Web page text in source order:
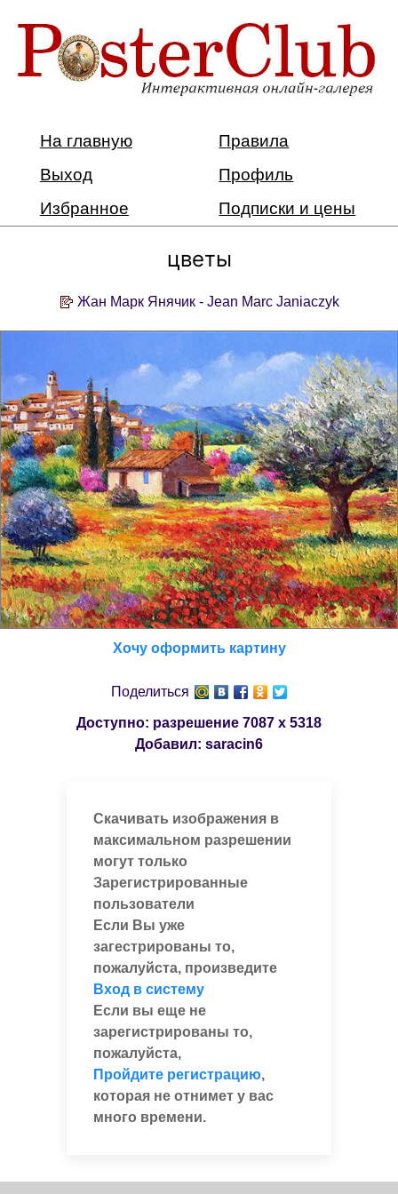
На главную
Правила
Выход
Профиль
Избранное
Подписки и цены
цветы
Жан Марк Янячик - Jean Marc Janiaczyk
Хочу оформить картину
Поделиться
Доступно: разрешение 7087 x 5318
Добавил: saracin6
Скачивать изображения в
максимальном разрешении
могут только
Зарегистрированные
пользователи
Если Вы уже
загестрированы то,
пожалуйста, произведите
Вход в систему
Если вы еще не
зарегистрированы то,
пожалуйста,
Пройдите регистрацию,
которая не отнимет у вас
много времени.